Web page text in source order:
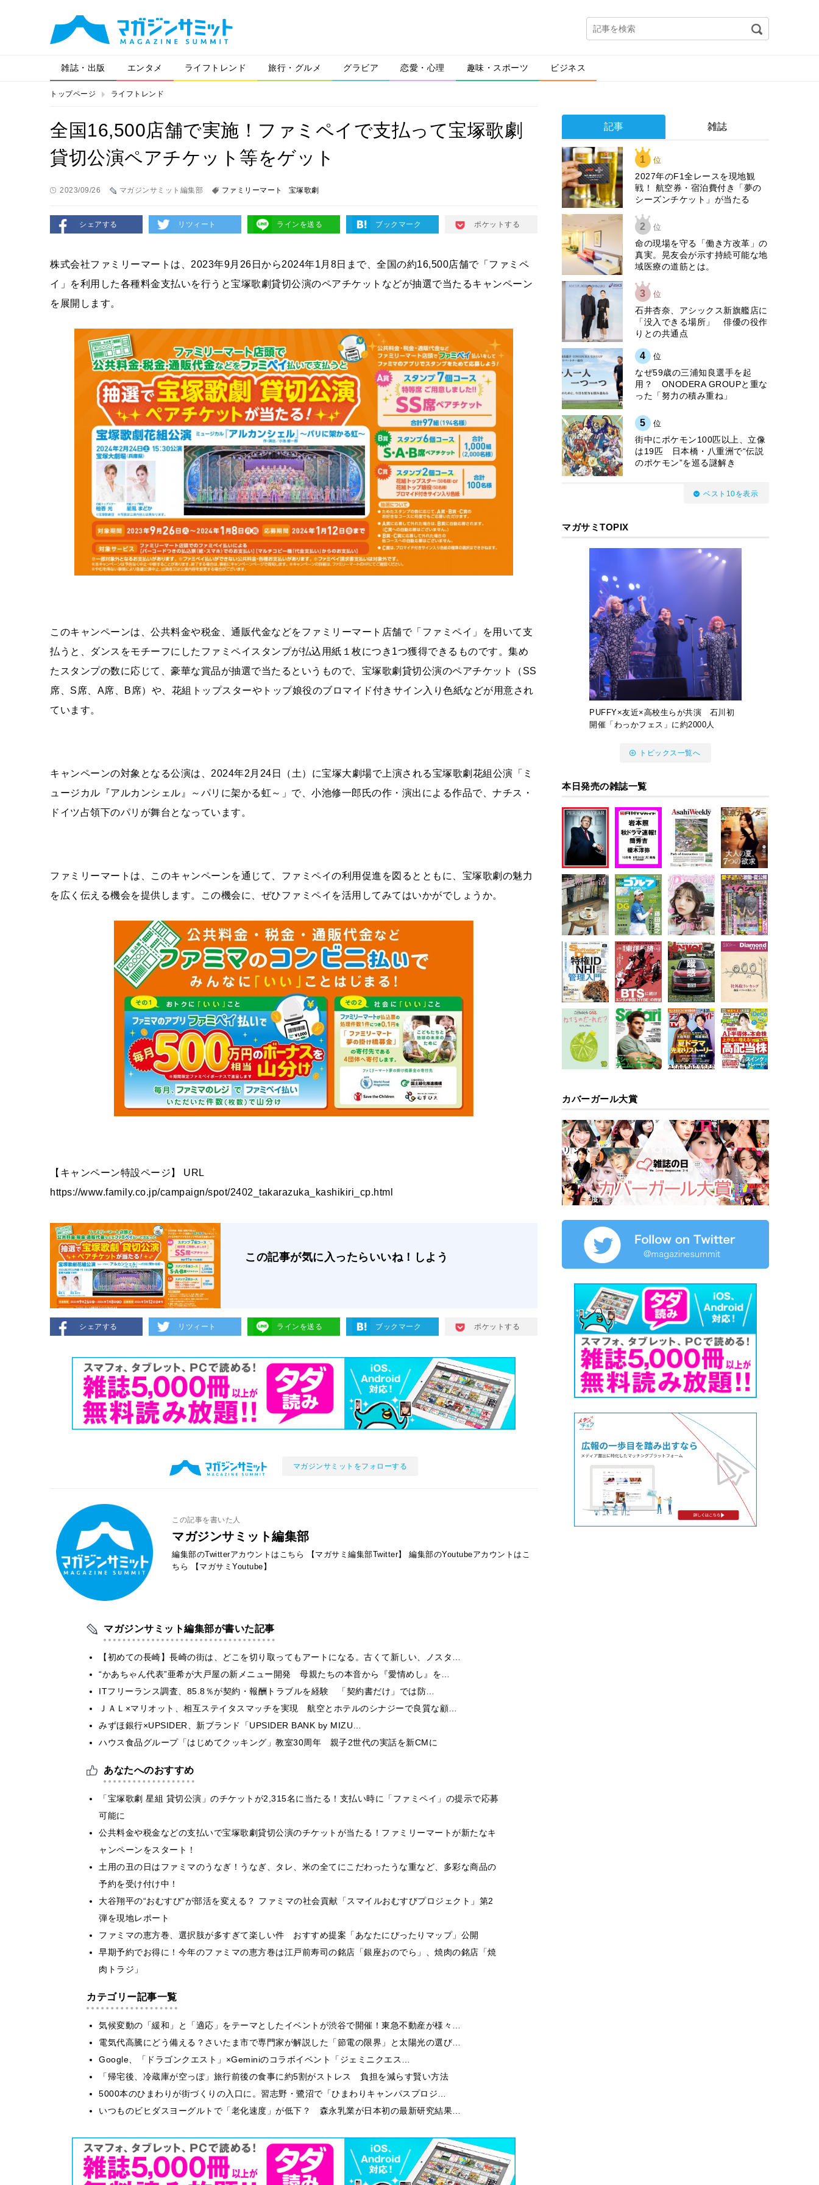
雑誌・出版 エンタメ ライフトレンド 旅行・グルメ グラビア 恋愛・心理 趣味・スポーツ ビジネス
トップページ ライフトレンド
全国16,500店舗で実施！ファミペイで支払って宝塚歌劇
貸切公演ペアチケット等をゲット
2023/09/26 マガジンサミット編集部 ファミリーマート 宝塚歌劇
シェアする リツィート ラインを送る ブックマーク ポケットする
株式会社ファミリーマートは、2023年9月26日から2024年1月8日まで、全国の約16,500店舗で「ファミペ
イ」を利用した各種料金支払いを行うと宝塚歌劇貸切公演のペアチケットなどが抽選で当たるキャンペーン
を展開します。
このキャンペーンは、公共料金や税金、通販代金などをファミリーマート店舗で「ファミペイ」を用いて支
払うと、ダンスをモチーフにしたファミペイスタンプが払込用紙１枚につき1つ獲得できるものです。集め
たスタンプの数に応じて、豪華な賞品が抽選で当たるというもので、宝塚歌劇貸切公演のペアチケット（SS
席、S席、A席、B席）や、花組トップスターやトップ娘役のブロマイド付きサイン入り色紙などが用意され
ています。
キャンペーンの対象となる公演は、2024年2月24日（土）に宝塚大劇場で上演される宝塚歌劇花組公演「ミ
ュージカル『アルカンシェル』～パリに架かる虹～」で、小池修一郎氏の作・演出による作品で、ナチス・
ドイツ占領下のパリが舞台となっています。
ファミリーマートは、このキャンペーンを通じて、ファミペイの利用促進を図るとともに、宝塚歌劇の魅力
を広く伝える機会を提供します。この機会に、ぜひファミペイを活用してみてはいかがでしょうか。
【キャンペーン特設ページ】 URL
https://www.family.co.jp/campaign/spot/2402_takarazuka_kashikiri_cp.html
この記事が気に入ったらいいね！しよう
シェアする リツィート ラインを送る ブックマーク ポケットする
マガジンサミットをフォローする
この記事を書いた人
マガジンサミット編集部
編集部のTwitterアカウントはこちら 【マガサミ編集部Twitter】
編集部のYoutubeアカウントはこ
ちら
【マガサミYoutube】
マガジンサミット編集部が書いた記事
【初めての長崎】長崎の街は、どこを切り取ってもアートになる。古くて新しい、ノスタ…
“かあちゃん代表”亜希が大戸屋の新メニュー開発 母親たちの本音から『愛情めし』を…
ITフリーランス調査、85.8％が契約・報酬トラブルを経験 「契約書だけ」では防…
ＪＡＬ×マリオット、相互ステイタスマッチを実現 航空とホテルのシナジーで良質な顧…
みずほ銀行×UPSIDER、新ブランド「UPSIDER BANK by MIZU…
ハウス食品グループ「はじめてクッキング」教室30周年 親子2世代の実話を新CMに
あなたへのおすすめ
「宝塚歌劇 星組 貸切公演」のチケットが2,315名に当たる！支払い時に「ファミペイ」の提示で応募
可能に
公共料金や税金などの支払いで宝塚歌劇貸切公演のチケットが当たる！ファミリーマートが新たなキ
ャンペーンをスタート！
土用の丑の日はファミマのうなぎ！うなぎ、タレ、米の全てにこだわったうな重など、多彩な商品の
予約を受け付け中！
大谷翔平の“おむすび”が部活を変える？ ファミマの社会貢献「スマイルおむすびプロジェクト」第2
弾を現地レポート
ファミマの恵方巻、選択肢が多すぎて楽しい件 おすすめ提案「あなたにぴったりマップ」公開
早期予約でお得に！今年のファミマの恵方巻は江戸前寿司の銘店「銀座おのでら」、焼肉の銘店「焼
肉トラジ」
カテゴリー記事一覧
気候変動の「緩和」と「適応」をテーマとしたイベントが渋谷で開催！東急不動産が様々…
電気代高騰にどう備える？さいたま市で専門家が解説した「節電の限界」と太陽光の選び…
Google、「ドラゴンクエスト」×Geminiのコラボイベント「ジェミニクエス…
「帰宅後、冷蔵庫が空っぽ」旅行前後の食事に約5割がストレス 負担を減らす賢い方法
5000本のひまわりが街づくりの入口に。習志野・鷺沼で「ひまわりキャンパスプロジ…
いつものビヒダスヨーグルトで「老化速度」が低下？ 森永乳業が日本初の最新研究結果…
記事 雑誌
1 位
2027年のF1全レースを現地観
戦！ 航空券・宿泊費付き「夢の
シーズンチケット」が当たる
2 位
​命の現場を守る「働き方改革」の
真実。晃友会が示す持続可能な地
域医療の道筋とは。
3 位
石井杏奈、アシックス新旗艦店に
「没入できる場所」 俳優の役作
りとの共通点
4 位
なぜ59歳の三浦知良選手を起
用？ ONODERA GROUPと重な
った「努力の積み重ね」
5 位
街中にポケモン100匹以上、立像
は19匹 日本橋・八重洲で“伝説
のポケモン”を巡る謎解き
ベスト10を表示
マガサミTOPIX
PUFFY×友近×高校生らが共演 石川初
開催「わっかフェス」に約2000人
トピックス一覧へ
本日発売の雑誌一覧
カバーガール大賞